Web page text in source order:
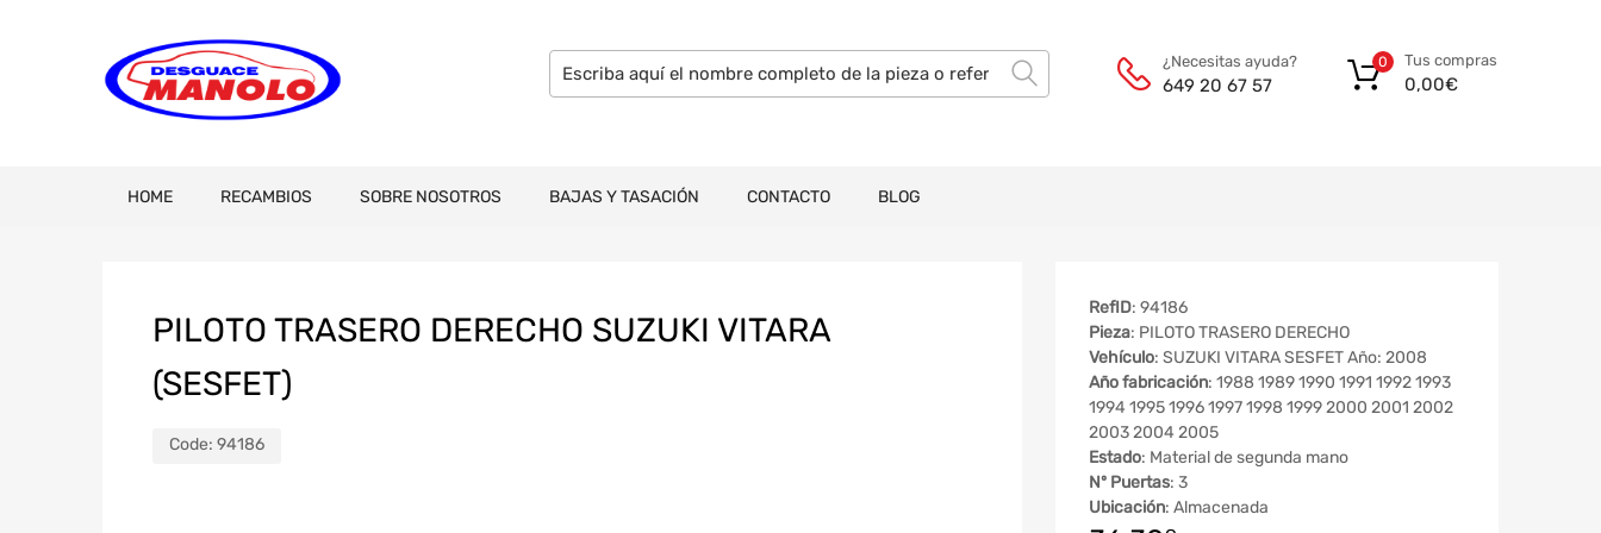
¿Necesitas ayuda?
649 20 67 57
Tus compras
0,00€
0
HOME RECAMBIOS SOBRE NOSOTROS BAJAS Y TASACIÓN CONTACTO BLOG
PILOTO TRASERO DERECHO SUZUKI VITARA
(SESFET)
Code: 94186
RefID: 94186
Pieza: PILOTO TRASERO DERECHO
Vehículo: SUZUKI VITARA SESFET Año: 2008
Año fabricación: 1988 1989 1990 1991 1992 1993
1994 1995 1996 1997 1998 1999 2000 2001 2002
2003 2004 2005
Estado: Material de segunda mano
Nº Puertas: 3
Ubicación: Almacenada